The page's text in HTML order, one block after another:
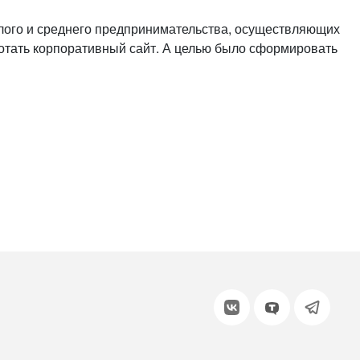
и среднего предпринимательства, осуществляющих
корпоративный сайт. А целью было сформировать